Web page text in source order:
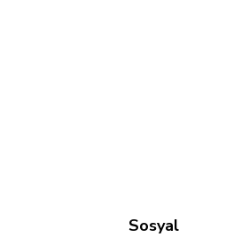
Sosyal